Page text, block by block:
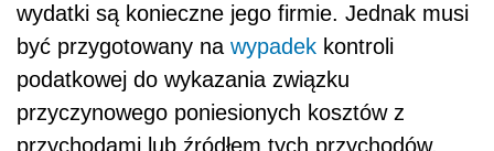
wydatki są konieczne jego firmie. Jednak musi
być przygotowany na wypadek kontroli
podatkowej do wykazania związku
przyczynowego poniesionych kosztów z
przychodami lub źródłem tych przychodów.